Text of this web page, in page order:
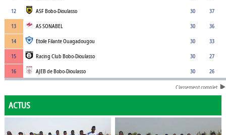
12
ASF Bobo-Dioulasso 30
37
13
AS SONABEL 30
36
14
Etoile Filante Ouagadougou 30
33
15
Racing Club Bobo-Dioulasso 30
27
16
AJEB de Bobo-Dioulasso 30 26
Classement complet
ACTUS